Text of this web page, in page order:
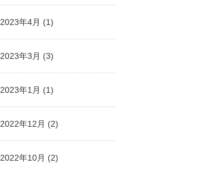
2023年4月 (1)
2023年3月 (3)
2023年1月 (1)
2022年12月 (2)
2022年10月 (2)